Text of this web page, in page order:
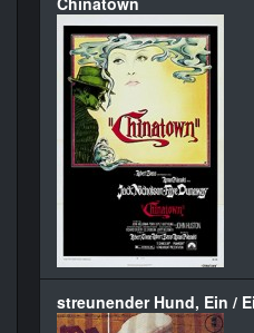
streunender Hund, Ein /